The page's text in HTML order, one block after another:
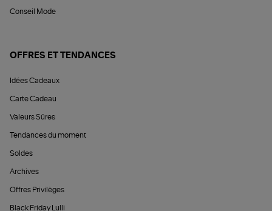
Conseil Mode
OFFRES ET TENDANCES
Idées Cadeaux
Carte Cadeau
Valeurs Sûres
Tendances du moment
Soldes
Archives
Offres Privilèges
Black Friday Lulli